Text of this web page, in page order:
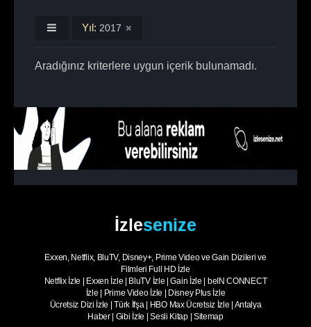
Yıl: 2017
Aradığınız kriterlere uygun içerik bulunamadı.
İzlesenize
Exxen, Netflix, BluTV, Disney+, Prime Video ve Gain Dizileri ve
Filmleri Full HD İzle
Netflix İzle
Exxen İzle BluTV İzle |Gain İzle
beIN CONNECT
İzle
Prime Video İzle
Disney Plus İzle
Ücretsiz Dizi İzle |Türk İfşa| HBO Max Ücretsiz İzle Antalya
Haber| Gibi İzle |Sesli Kitap| Sitemap